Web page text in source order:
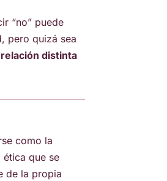
“no” puede
pero quizá sea
distinta
como la
que se
de la propia